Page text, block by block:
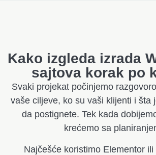
Kako izgleda izrada
sajtova korak po
Svaki projekat počinjemo
vaše ciljeve, ko su vaši klijenti i šta
da postignete. Tek kada
krećemo sa
Najčešće koristimo Elementor